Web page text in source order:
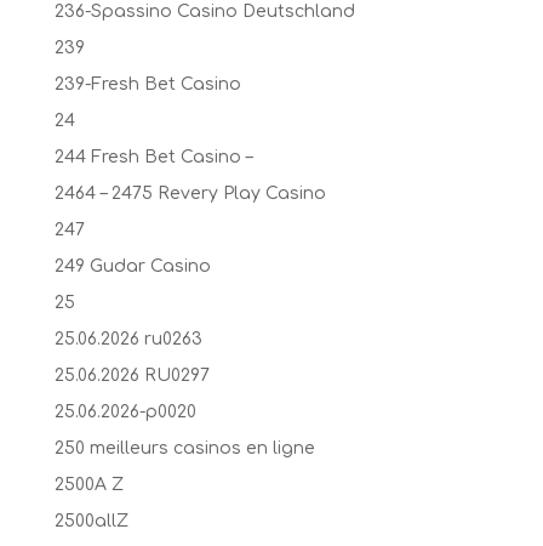
236-Spassino Casino Deutschland
239
239-Fresh Bet Casino
24
244 Fresh Bet Casino –
2464 – 2475 Revery Play Casino
247
249 Gudar Casino
25
25.06.2026 ru0263
25.06.2026 RU0297
25.06.2026-p0020
250 meilleurs casinos en ligne
2500A Z
2500allZ